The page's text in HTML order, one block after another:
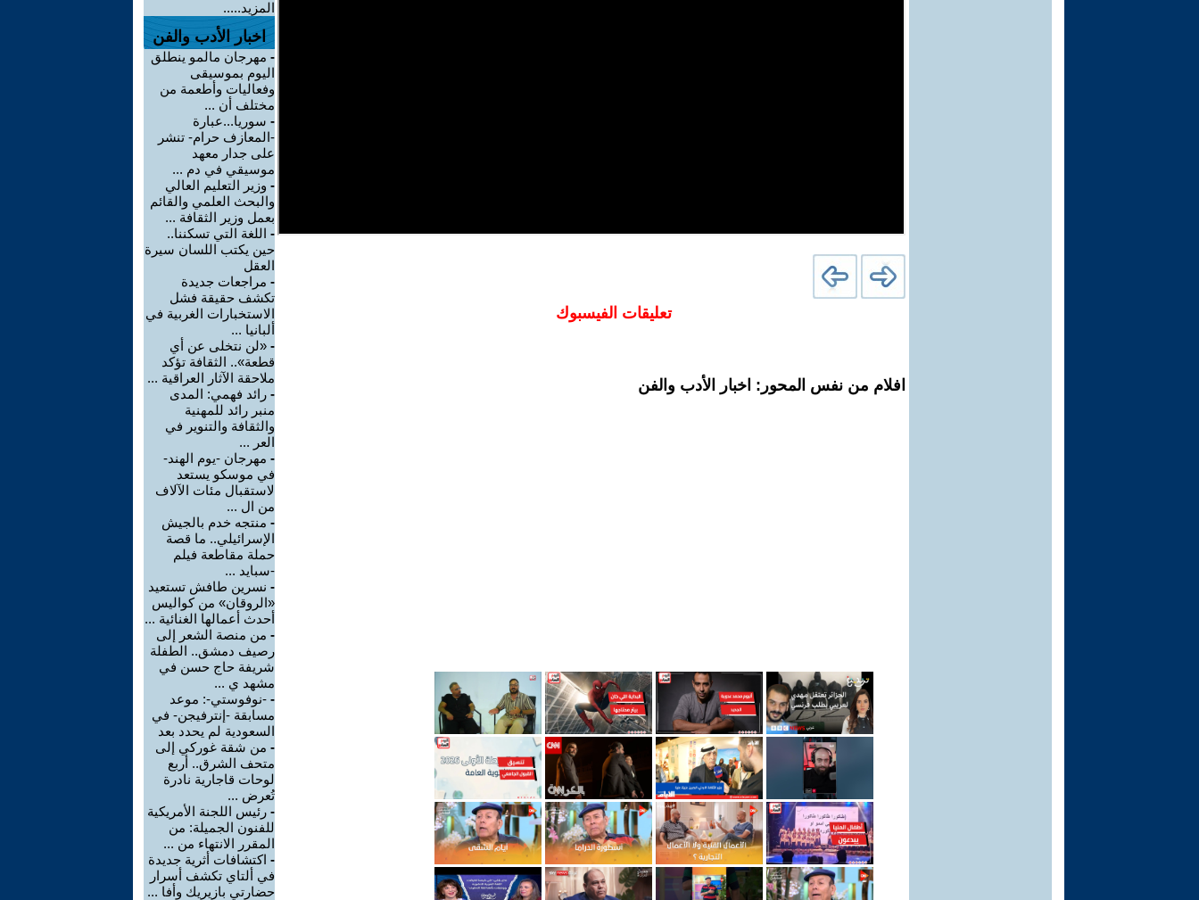
تعليقات الفيسبوك
افلام من نفس المحور: اخبار الأدب والفن
المزيد.....
اخبار الأدب والفن
- مهرجان مالمو ينطلق
اليوم بموسيقى
وفعاليات وأطعمة من
مختلف أن ...
- سوريا...عبارة
-المعازف حرام- تنشر
على جدار معهد
موسيقي في دم ...
- وزير التعليم العالي
والبحث العلمي والقائم
بعمل وزير الثقافة ...
- اللغة التي تسكننا..
حين يكتب اللسان سيرة
العقل
- مراجعات جديدة
تكشف حقيقة فشل
الاستخبارات الغربية في
ألبانيا ...
- «لن نتخلى عن أي
قطعة».. الثقافة تؤكد
ملاحقة الآثار العراقية ...
- رائد فهمي: المدى
منبر رائد للمهنية
والثقافة والتنوير في
العر ...
- مهرجان -يوم الهند-
في موسكو يستعد
لاستقبال مئات الآلاف
من ال ...
- منتجه خدم بالجيش
الإسرائيلي.. ما قصة
حملة مقاطعة فيلم
-سبايد ...
- نسرين طافش تستعيد
«الروقان» من كواليس
أحدث أعمالها الغنائية ...
- من منصة الشعر إلى
رصيف دمشق.. الطفلة
شريفة حاج حسن في
مشهد ي ...
- -نوفوستي-: موعد
مسابقة -إنترفيجن- في
السعودية لم يحدد بعد
- من شقة غوركي إلى
متحف الشرق.. أربع
لوحات قاجارية نادرة
تُعرض ...
- رئيس اللجنة الأمريكية
للفنون الجميلة: من
المقرر الانتهاء من ...
- اكتشافات أثرية جديدة
في ألتاي تكشف أسرار
حضارتي بازيريك وأفا ...